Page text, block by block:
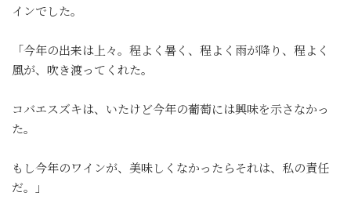
インでした。
「今年の出来は上々。程よく暑く、程よく雨が降り、程よく
風が、吹き渡ってくれた。
コバエスズキは、いたけど今年の葡萄には興味を示さなかっ
た。
もし今年のワインが、美味しくなかったらそれは、私の責任
だ。」